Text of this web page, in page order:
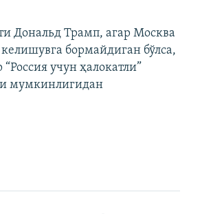
Дональд Трамп, агар Москва
бормайдиган бўлса,
учун ҳалокатли”
мумкинлигидан